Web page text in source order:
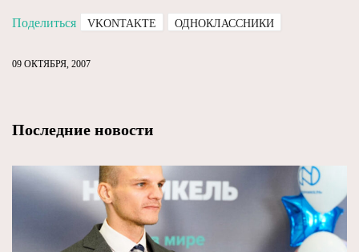
Поделиться VKONTAKTE ОДНОКЛАССНИКИ
09 ОКТЯБРЯ, 2007
Последние новости